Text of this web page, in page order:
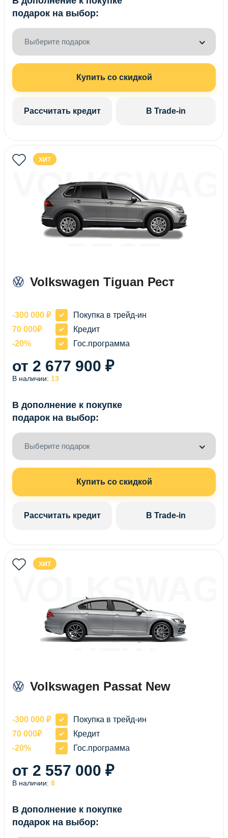
подарок на выбор:
Выберите подарок
Купить со скидкой
Рассчитать кредит В Trade-in
ХИТ
TIGUAN
Volkswagen Tiguan Рест
-300 000 ₽
Покупка в трейд-ин
70 000₽
Кредит
-20%
Гос.программа
от 2 677 900 ₽
В наличии: 13
В дополнение к покупке
подарок на выбор:
Выберите подарок
Купить со скидкой
Рассчитать кредит В Trade-in
ХИТ
PASSAT
Volkswagen Passat New
-300 000 ₽
Покупка в трейд-ин
70 000₽
Кредит
-20%
Гос.программа
от 2 557 000 ₽
В наличии: 8
В дополнение к покупке
подарок на выбор: